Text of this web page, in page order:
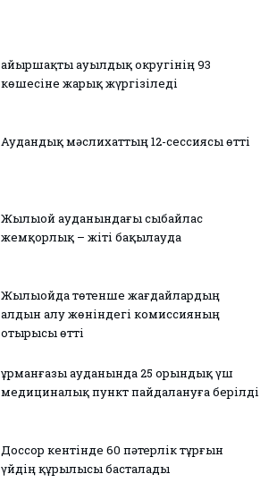
Қайыршақты ауылдық округінің 93
көшесіне жарық жүргізіледі
Аудандық мәслихаттың 12-сессиясы өтті
Жылыой ауданындағы сыбайлас
жемқорлық – жіті бақылауда
Жылыойда төтенше жағдайлардың
алдын алу жөніндегі комиссияның
отырысы өтті
Құрманғазы ауданында 25 орындық үш
медициналық пункт пайдалануға берілді
Доссор кентінде 60 пәтерлік тұрғын
үйдің құрылысы басталады